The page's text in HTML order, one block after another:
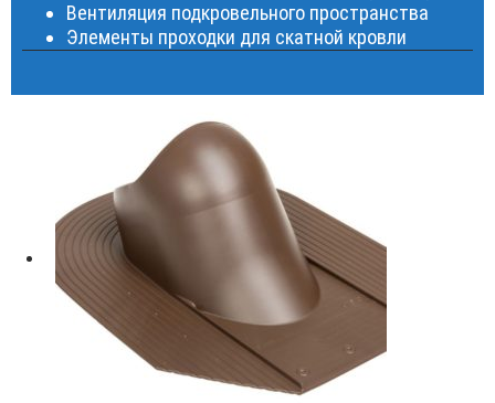
Вентиляция подкровельного пространства
Элементы проходки для скатной кровли